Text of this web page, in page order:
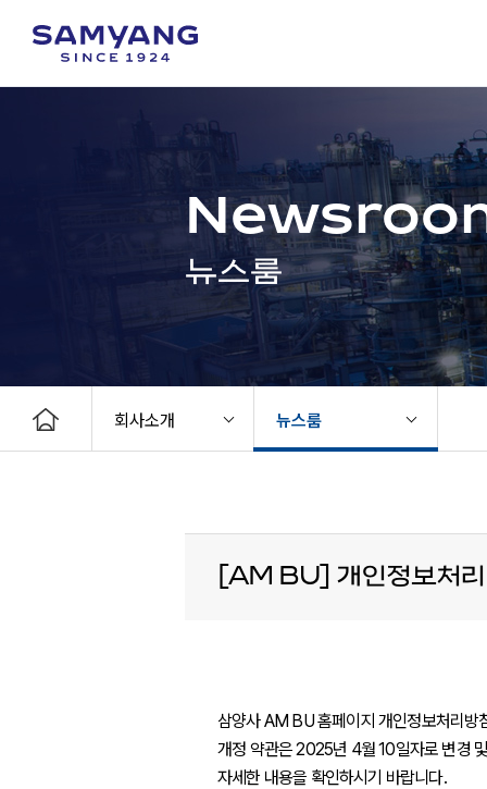
뉴스룸
회사소개 뉴스룸
[AM BU] 개인정보처
삼양사 AM BU 홈페이지 개인정보처리방
개정 약관은 2025년 4월 10일자로 변경
자세한 내용을 확인하시기 바랍니다.